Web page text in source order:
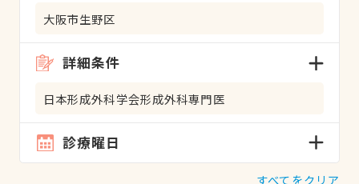
大阪市生野区
詳細条件
日本形成外科学会形成外科専門医
診療曜日
すべてをクリア